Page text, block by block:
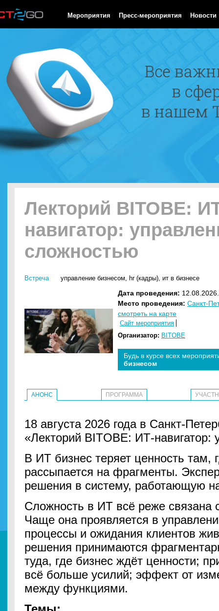
Мероприятия Пресс-мероприятия Новости
Лекторий BITOBE:
навигатор:
сложностью
Встреча управление бизнесом, hr (кадры), ит в бизнесе
Дата проведения:
Место проведения: Санкт-
смотреть на карте
Сайт мероприятия
Организатор: BITOBE
Будь в курсе всех
бизнесом
АНОНС ПРОГРАММА
18 августа 2026 года в Санкт-
«Лекторий BITOBE: ИТ-навигатор:
В ИТ бизнес теряет ценность там,
рассыпается на фрагменты.
решения в систему, работающую на
Сложность в ИТ всё реже связана
Чаще она проявляется в
процессы и ожидания клиентов
решения принимаются
туда, где бизнес ждёт ценности;
всё больше усилий; эффект от
между функциями.